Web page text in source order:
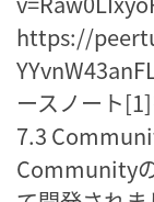
https://
ースノート
7.3
Community